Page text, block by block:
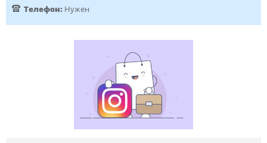
Телефон: Нужен